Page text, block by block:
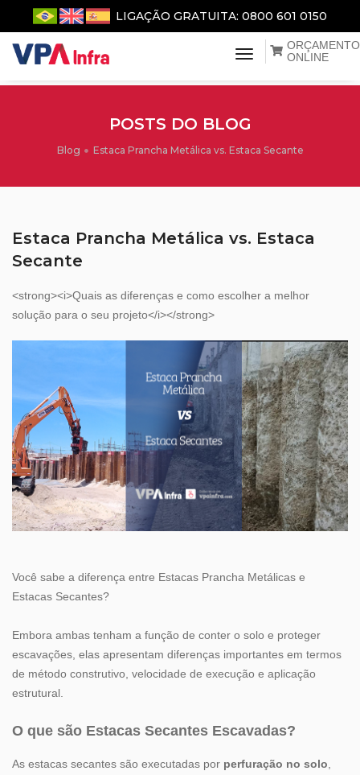
LIGAÇÃO GRATUITA: 0800 601 0150
menu de
ORÇAMENTO
ONLINE
POSTS DO BLOG
Blog Estaca Prancha Metálica vs. Estaca Secante
Estaca Prancha Metálica vs. Estaca
Secante
<strong><i>Quais as diferenças e como escolher a melhor
solução para o seu projeto</i></strong>
Você sabe a diferença entre Estacas Prancha Metálicas e
Estacas Secantes?
Embora ambas tenham a função de conter o solo e proteger
escavações, elas apresentam diferenças importantes em termos
de método construtivo, velocidade de execução e aplicação
estrutural.
O que são Estacas Secantes Escavadas?
As estacas secantes são executadas por perfuração no solo